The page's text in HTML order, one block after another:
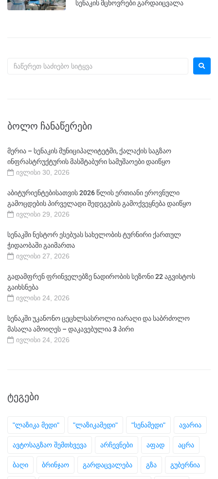
სენაკის მცხოვრები გარდაიცვალა
ᲑᲝᲚᲝ ᲩᲐᲜᲐᲬᲔᲠᲔᲑᲘ
მერია – სენაკის მუნიციპალიტეტში, ქალაქის საგზაო
ინფრასტრუქტურის მასშტაბური სამუშაოები დაიწყო
ივლისი 30, 2026
აბიტურიენტებისათვის 2026 წლის ერთიანი ეროვნული
გამოცდების პირველადი შედეგების გამოქვეყნება დაიწყო
ივლისი 29, 2026
სენაკში ნესტორ ესებუას სახელობის ტურნირი ქართულ
ჭიდაობაში გაიმართა
ივლისი 27, 2026
გადამფრენ ფრინველებზე ნადირობის სეზონი 22 აგვისტოს
გაიხსნება
ივლისი 24, 2026
სენაკში უკანონო ცეცხლსასროლი იარაღი და საბრძოლო
მასალა ამოიღეს – დაკავებულია 3 პირი
ივლისი 24, 2026
ᲢᲔᲒᲔᲑᲘ
"ლაზიკა მედი" "ლაზიკამედი" "სენამედი" ავარია
ავტოსაგზაო შემთხვევა არჩევნები აფად აცრა
ბაღი ბრინჯაო გარდაცვალება გზა გუბერნია